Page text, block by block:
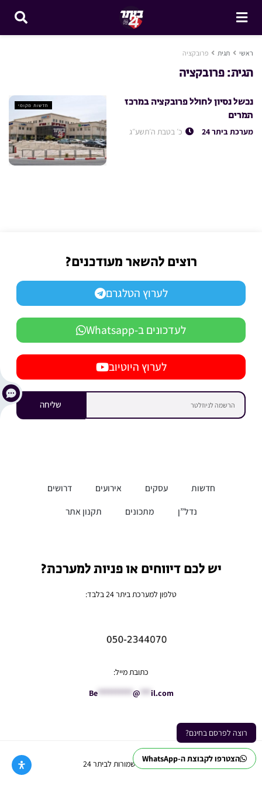
ראשי תגית פרובקציה
תגית:פרובקציה
חדשות מקומי
נכשל נסיון לחולל פרובקציה במרכז
תמרים
מערכת ביתר 24 כ׳ בטבת ה׳תשע״ג
הצטרפו לקבוצת ה-WhatsApp
רוצה לפרסם בחינם?
רוצים להשאר מעודכנים?
לערוץ הטלגרם
לעדכונים ב-Whatsapp
לערוץ היוטיוב
שליחה
חדשות עסקים אירועים
דרושים
נדל”ן
מתכונים תקנון אתר
יש לכם דיווחים או פניות למערכת?
טלפון למערכת ביתר 24 בלבד:
כתובת מייל:
Be********** @ *** il.com
Ⓒ כל הזכויות שמורות לביתר 24